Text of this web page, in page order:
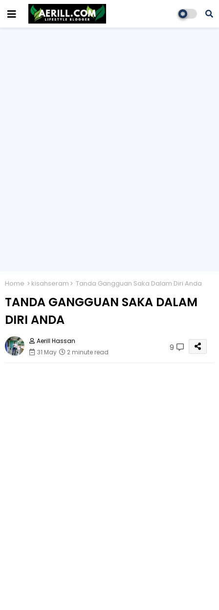
Home kisahseram Tanda Gangguan Saka Dalam Diri Anda
TANDA GANGGUAN SAKA DALAM
DIRI ANDA
Aerill Hassan
31 May
2 minute read 9